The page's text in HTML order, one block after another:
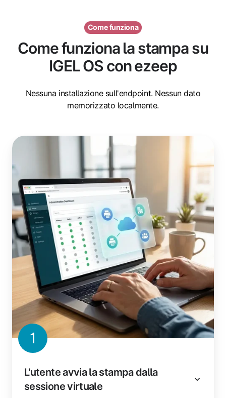
Come funziona
Come funziona la stampa su
IGEL OS con ezeep
Nessuna installazione sull'endpoint. Nessun dato
memorizzato localmente.
1
L'utente avvia la stampa dalla
sessione virtuale